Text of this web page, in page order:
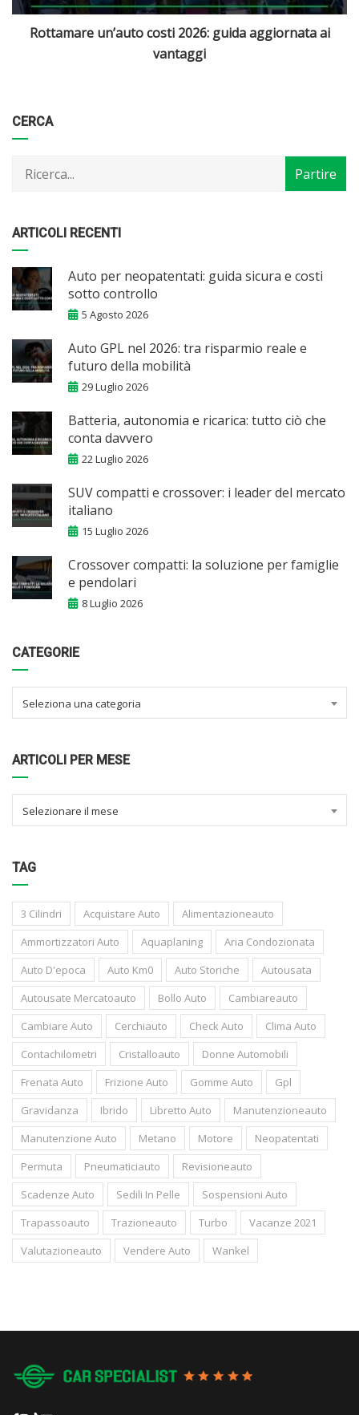
Quali sono le migliori auto elettriche disponibili in Italia
CERCA
ARTICOLI RECENTI
Auto per neopatentati: guida sicura e costi
sotto controllo
5 Agosto 2026
Auto GPL nel 2026: tra risparmio reale e
futuro della mobilità
29 Luglio 2026
Batteria, autonomia e ricarica: tutto ciò che
conta davvero
22 Luglio 2026
SUV compatti e crossover: i leader del mercato
italiano
15 Luglio 2026
Crossover compatti: la soluzione per famiglie
e pendolari
8 Luglio 2026
CATEGORIE
Categorie
Seleziona una categoria
ARTICOLI PER MESE
Articoli
per
Selezionare il mese
TAG
3 Cilindri Acquistare Auto
Alimentazioneauto
Ammortizzatori Auto
Aquaplaning
Aria Condozionata
Auto D'epoca
Auto Km0 Auto Storiche
Autousata
Autousate Mercatoauto
Bollo Auto
Cambiareauto
Cambiare Auto
Cerchiauto Check Auto
Clima Auto
Contachilometri
Cristalloauto
Donne Automobili
Frenata Auto
Frizione Auto Gomme Auto
Gpl
Gravidanza
Ibrido Libretto Auto
Manutenzioneauto
Manutenzione Auto
Metano Motore
Neopatentati
Permuta
Pneumaticiauto
Revisioneauto
Scadenze Auto
Sedili In Pelle
Sospensioni Auto
Trapassoauto
Trazioneauto Turbo
Vacanze 2021
Valutazioneauto
Vendere Auto Wankel